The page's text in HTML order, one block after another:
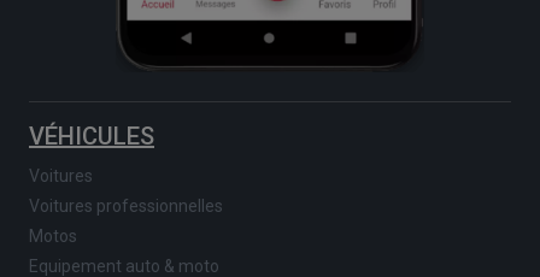
VÉHICULES
Voitures
Voitures professionnelles
Motos
Equipement auto & moto